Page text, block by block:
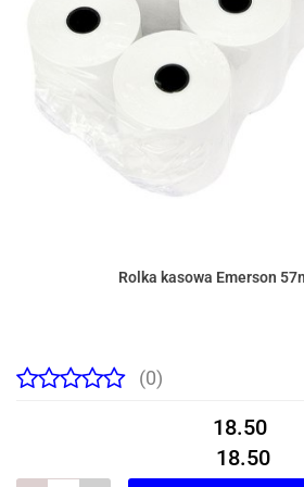
Rolka kasowa Emerson
(0)
18.50
18.50